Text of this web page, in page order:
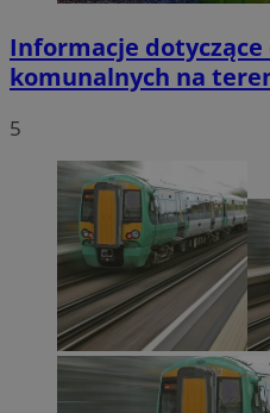
Informacje
komunalnych na
5